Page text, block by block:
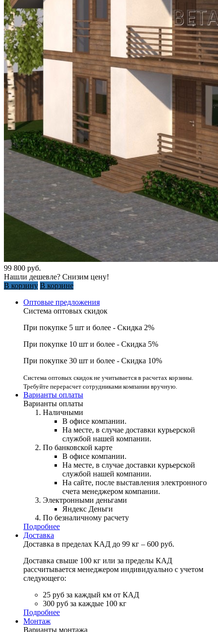
99 800 руб.
Нашли дешевле? Снизим цену!
В корзину В корзине
Оптовые предложения
Система оптовых скидок
При покупке 5 шт и более - Скидка 2%
При покупке 10 шт и более - Скидка 5%
При покупке 30 шт и более - Скидка 10%
Система оптовых скидок не учитывается в расчетах корзины.
Требуйте перерасчет сотрудниками компании вручную.
Варианты оплаты
Варианты оплаты
Наличными
В офисе компании.
На месте, в случае доставки курьерской
службой нашей компании.
По банковской карте
В офисе компании.
На месте, в случае доставки курьерской
службой нашей компании.
На сайте, после выставления электронного
счета менеджером компании.
Электронными деньгами
Яндекс Деньги
По безналичному расчету
Подробнее
Доставка
Доставка в пределах КАД до 99 кг – 600 руб.
Доставка свыше 100 кг или за пределы КАД
рассчитывается менеджером индивидуально с учетом
следующего:
25 руб за каждый км от КАД
300 руб за каждые 100 кг
Подробнее
Монтаж
Варианты монтажа